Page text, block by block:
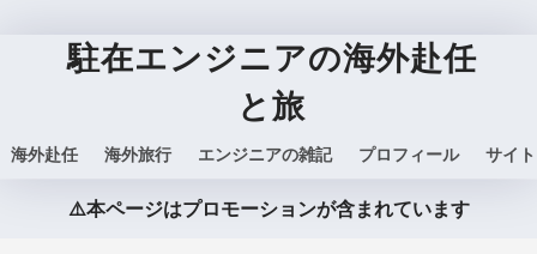
駐在エンジニアの海外赴任
と旅
海外赴任 海外旅行 エンジニアの雑記 プロフィール サイ
⚠️本ページはプロモーションが含まれています